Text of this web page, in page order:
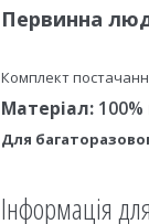
Первинна
Комплект
Матеріал: 100%
Для
Інформація